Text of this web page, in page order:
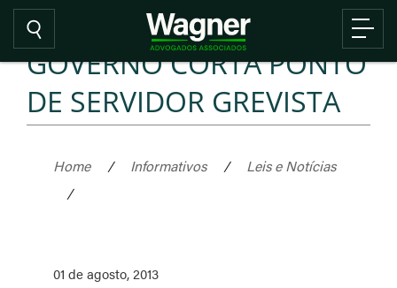
GOVERNO CORTA PONTO
DE SERVIDOR GREVISTA
Home / Informativos /
Leis e Notícias
/
01 de agosto, 2013